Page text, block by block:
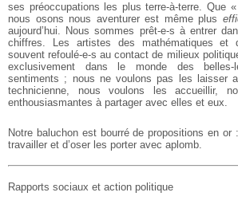
ses préoccupations les plus terre-à-terre. Que
nous osons nous aventurer est même plus
aujourd’hui. Nous sommes prêt-e-s à entrer
chiffres. Les artistes des mathématiques et
souvent refoulé-e-s au contact de milieux
exclusivement dans le monde des
sentiments ; nous ne voulons pas les laisser
technicienne, nous voulons les accueillir,
enthousiasmantes à partager avec elles et eux.
Notre baluchon est bourré de propositions en
travailler et d’oser les porter avec aplomb.
Rapports sociaux et action politique